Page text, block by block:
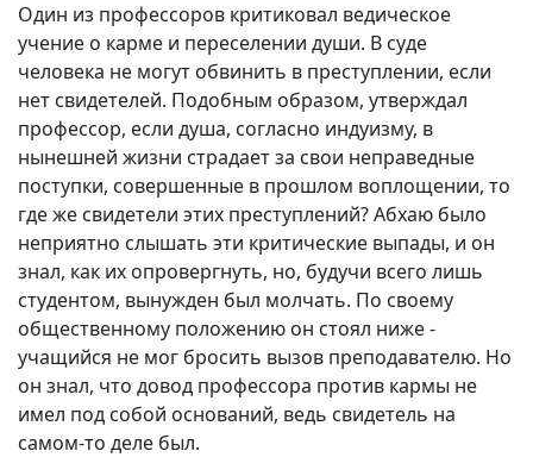
Один из профессоров критиковал ведическое
учение о карме и переселении души. В суде
человека не могут обвинить в преступлении, если
нет свидетелей. Подобным образом, утверждал
профессор, если душа, согласно индуизму, в
нынешней жизни страдает за свои неправедные
поступки, совершенные в прошлом воплощении, то
где же свидетели этих преступлений? Абхаю было
неприятно слышать эти критические выпады, и он
знал, как их опровергнуть, но, будучи всего лишь
студентом, вынужден был молчать. По своему
общественному положению он стоял ниже -
учащийся не мог бросить вызов преподавателю. Но
он знал, что довод профессора против кармы не
имел под собой оснований, ведь свидетель на
самом-то деле был.